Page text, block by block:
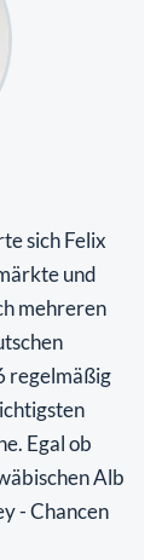
sich Felix
und
mehreren
regelmäßig
Egal ob
Alb
- Chancen